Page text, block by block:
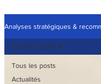
Analyses stratégiques &
Tous les posts
Actualités
Tous les posts